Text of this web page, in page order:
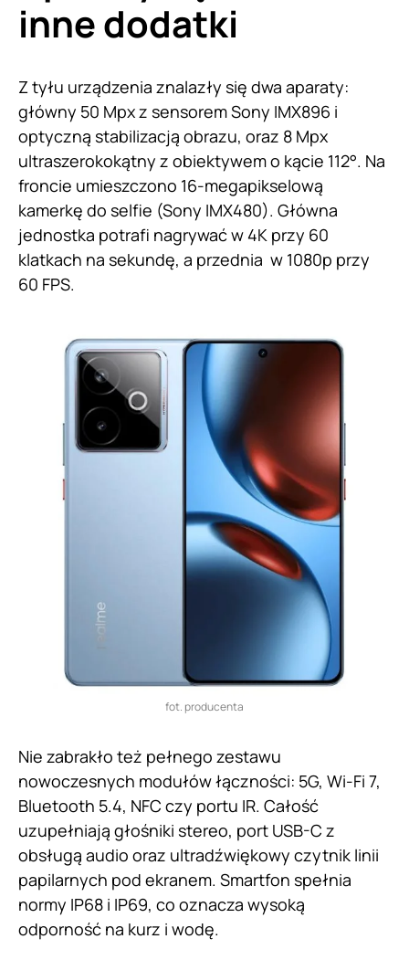
inne dodatki
Z tyłu urządzenia znalazły się dwa aparaty:
główny 50 Mpx z sensorem Sony IMX896 i
optyczną stabilizacją obrazu, oraz 8 Mpx
ultraszerokokątny z obiektywem o kącie 112°. Na
froncie umieszczono 16-megapikselową
kamerkę do selfie (Sony IMX480). Główna
jednostka potrafi nagrywać w 4K przy 60
klatkach na sekundę, a przednia w 1080p przy
60 FPS.
fot. producenta
Nie zabrakło też pełnego zestawu
nowoczesnych modułów łączności: 5G, Wi-Fi 7,
Bluetooth 5.4, NFC czy portu IR. Całość
uzupełniają głośniki stereo, port USB-C z
obsługą audio oraz ultradźwiękowy czytnik linii
papilarnych pod ekranem. Smartfon spełnia
normy IP68 i IP69, co oznacza wysoką
odporność na kurz i wodę.